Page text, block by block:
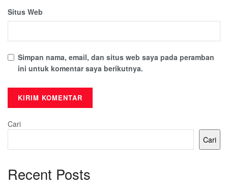
Situs Web
Simpan nama, email, dan situs web saya pada peramban
ini untuk komentar saya berikutnya.
Cari
Cari
Recent Posts